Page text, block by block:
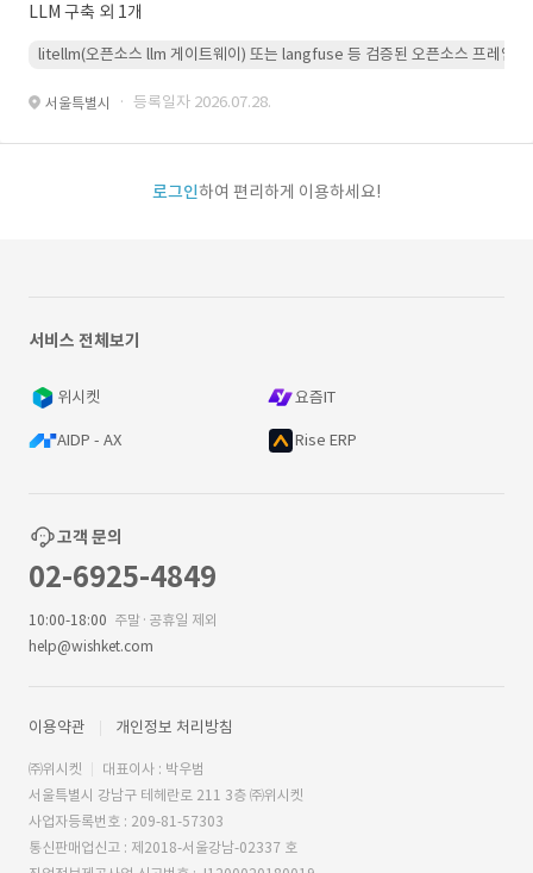
LLM 구축 외 1개
litellm(오픈소스 llm 게이트웨이) 또는 langfuse 등 검증된 오픈소스 프레임워
서울특별시 · 등록일자 2026.07.28.
로그인하여 편리하게 이용하세요!
서비스 전체보기
위시켓 요즘IT
AIDP - AX Rise ERP
고객 문의
02-6925-4849
10:00-18:00 주말·공휴일 제외
help@wishket.com
이용약관 개인정보 처리방침
㈜위시켓
대표이사 : 박우범
서울특별시 강남구 테헤란로 211 3층 ㈜위시켓
사업자등록번호 : 209-81-57303
통신판매업신고 : 제2018-서울강남-02337 호